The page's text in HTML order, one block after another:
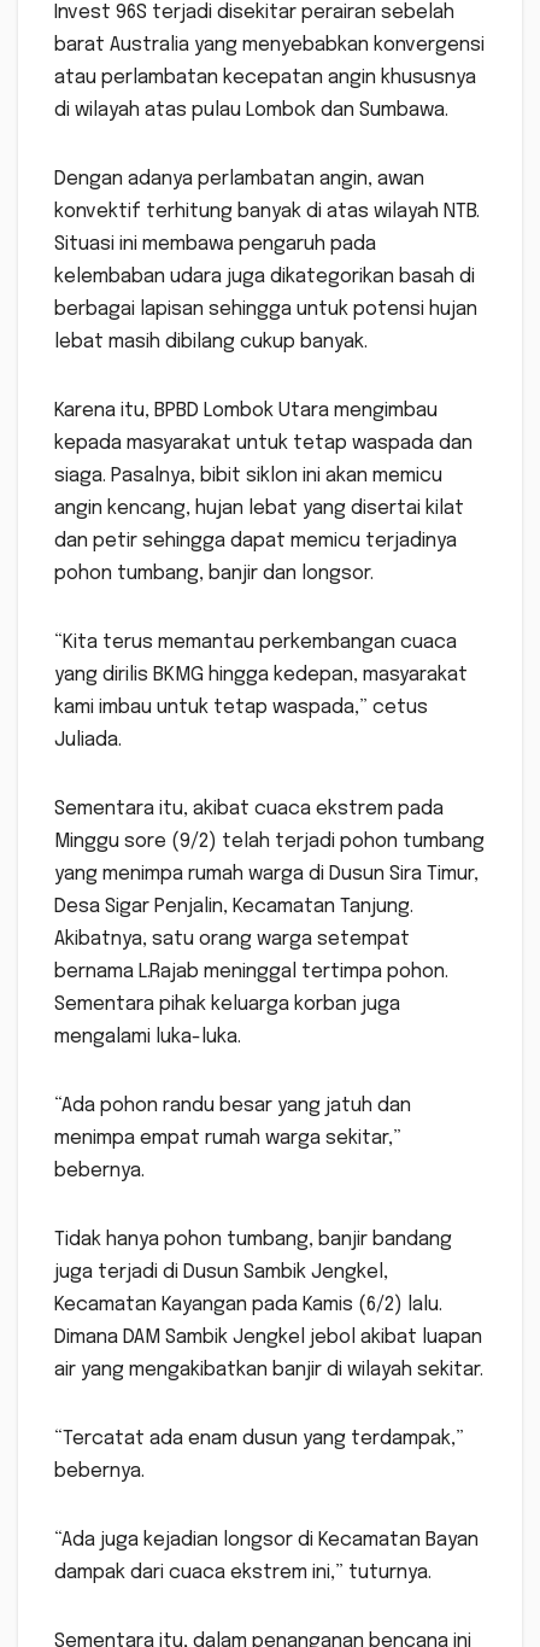
Invest 96S terjadi disekitar perairan sebelah
barat Australia yang menyebabkan konvergensi
atau perlambatan kecepatan angin khususnya
di wilayah atas pulau Lombok dan Sumbawa.
Dengan adanya perlambatan angin, awan
konvektif terhitung banyak di atas wilayah NTB.
Situasi ini membawa pengaruh pada
kelembaban udara juga dikategorikan basah di
berbagai lapisan sehingga untuk potensi hujan
lebat masih dibilang cukup banyak.
Karena itu, BPBD Lombok Utara mengimbau
kepada masyarakat untuk tetap waspada dan
siaga. Pasalnya, bibit siklon ini akan memicu
angin kencang, hujan lebat yang disertai kilat
dan petir sehingga dapat memicu terjadinya
pohon tumbang, banjir dan longsor.
“Kita terus memantau perkembangan cuaca
yang dirilis BKMG hingga kedepan, masyarakat
kami imbau untuk tetap waspada,” cetus
Juliada.
Sementara itu, akibat cuaca ekstrem pada
Minggu sore (9/2) telah terjadi pohon tumbang
yang menimpa rumah warga di Dusun Sira Timur,
Desa Sigar Penjalin, Kecamatan Tanjung.
Akibatnya, satu orang warga setempat
bernama L.Rajab meninggal tertimpa pohon.
Sementara pihak keluarga korban juga
mengalami luka-luka.
“Ada pohon randu besar yang jatuh dan
menimpa empat rumah warga sekitar,”
bebernya.
Tidak hanya pohon tumbang, banjir bandang
juga terjadi di Dusun Sambik Jengkel,
Kecamatan Kayangan pada Kamis (6/2) lalu.
Dimana DAM Sambik Jengkel jebol akibat luapan
air yang mengakibatkan banjir di wilayah sekitar.
“Tercatat ada enam dusun yang terdampak,”
bebernya.
“Ada juga kejadian longsor di Kecamatan Bayan
dampak dari cuaca ekstrem ini,” tuturnya.
Sementara itu, dalam penanganan bencana ini